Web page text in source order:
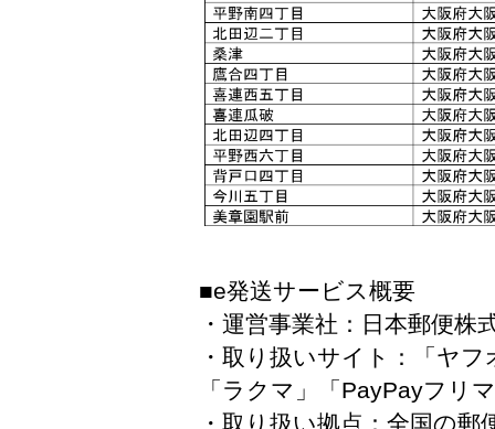
■e発送サービス概要
・運営事業社：日本郵便株
・取り扱いサイト：「ヤ
「ラクマ」「PayPayフリ
・取り扱い拠点：全国の